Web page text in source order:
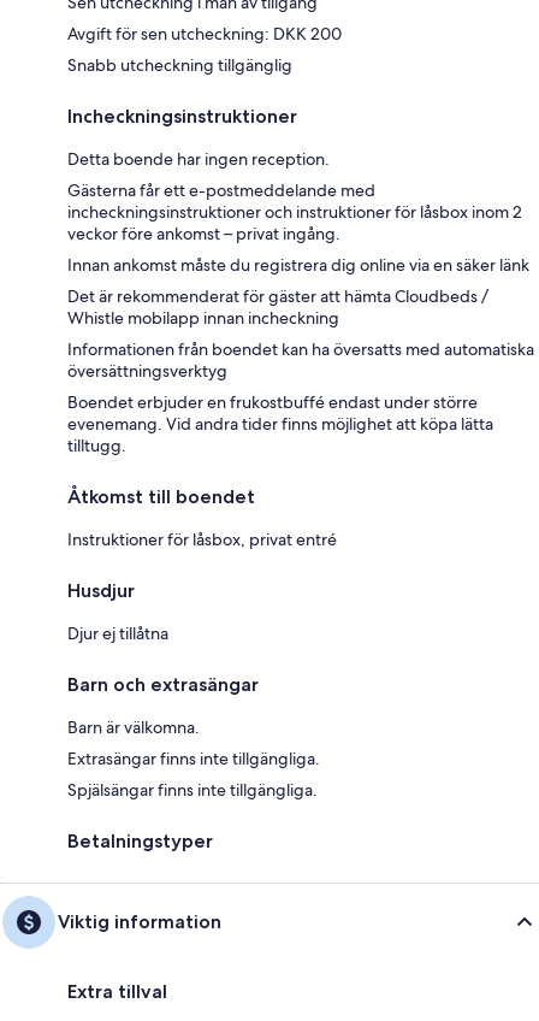
Avgift för sen utcheckning: DKK 200
Snabb utcheckning tillgänglig
Incheckningsinstruktioner
Detta boende har ingen reception.
Gästerna får ett e-postmeddelande med
incheckningsinstruktioner och instruktioner för låsbox inom 2
veckor före ankomst – privat ingång.
Innan ankomst måste du registrera dig online via en säker länk
Det är rekommenderat för gäster att hämta Cloudbeds /
Whistle mobilapp innan incheckning
Informationen från boendet kan ha översatts med automatiska
översättningsverktyg
Boendet erbjuder en frukostbuffé endast under större
evenemang. Vid andra tider finns möjlighet att köpa lätta
tilltugg.
Åtkomst till boendet
Instruktioner för låsbox, privat entré
Husdjur
Djur ej tillåtna
Barn och extrasängar
Barn är välkomna.
Extrasängar finns inte tillgängliga.
Spjälsängar finns inte tillgängliga.
Betalningstyper
Viktig information
Extra tillval